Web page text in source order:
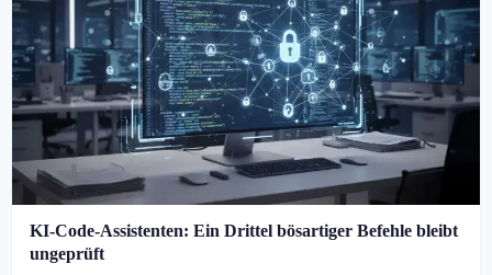
KI-Code-Assistenten: Ein Drittel bösartiger Befehle bleibt
ungeprüft